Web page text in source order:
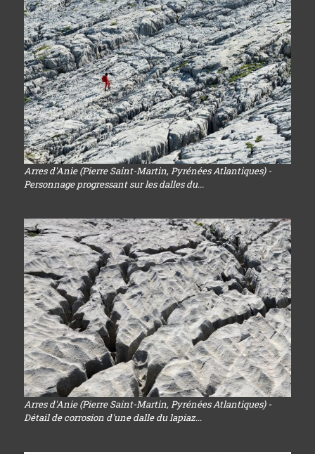
Arres d'Anie (Pierre Saint-Martin, Pyrénées Atlantiques) -
Personnage progressant sur les dalles du...
Arres d'Anie (Pierre Saint-Martin, Pyrénées Atlantiques) -
Détail de corrosion d'une dalle du lapiaz...